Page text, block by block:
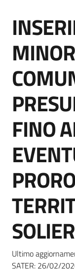
strumenti
Supporto
Piattaforme
telematiche
English
site
Seguici
Salta al contenuto
FINO
Ultimo
SATER: 26/02/